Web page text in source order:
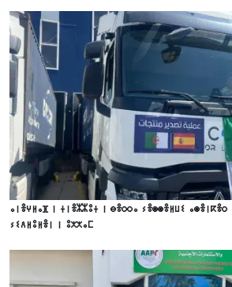
ⴰⵏⴻⵖⵍⴰⴼ ⵏ ⵜⵏⴻⵣⵣⵓⵜ ⵏ ⴱⴻⵔⵔⴰ ⵢⴻⵙⵙⴻⵍⵡⵉ ⴰⵙⴻⵏⴽⴻⵔ
ⵢⵉⴷⵍⵓⵍⴻⵏ ⵏ ⵓⵅⵅⴰⵎ